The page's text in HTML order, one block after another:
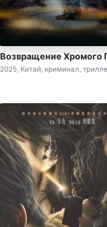
Возвращение Хромого
2025, Китай, криминал,